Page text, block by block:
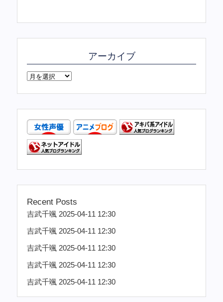
アーカイブ
Recent Posts
吉武千颯 2025-04-11 12:30
吉武千颯 2025-04-11 12:30
吉武千颯 2025-04-11 12:30
吉武千颯 2025-04-11 12:30
吉武千颯 2025-04-11 12:30